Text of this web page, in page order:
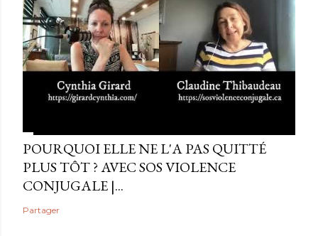
POURQUOI ELLE NE L'A PAS QUITTÉ
PLUS TÔT ? AVEC SOS VIOLENCE
CONJUGALE |...
Partager